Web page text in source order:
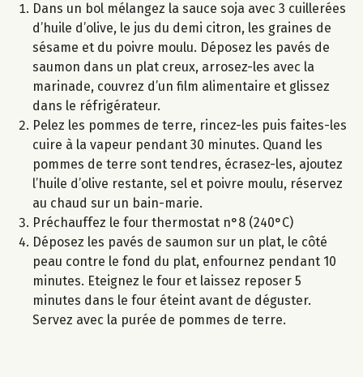
Dans un bol mélangez la sauce soja avec 3 cuillerées
d’huile d’olive, le jus du demi citron, les graines de
sésame et du poivre moulu. Déposez les pavés de
saumon dans un plat creux, arrosez-les avec la
marinade, couvrez d’un film alimentaire et glissez
dans le réfrigérateur.
Pelez les pommes de terre, rincez-les puis faites-les
cuire à la vapeur pendant 30 minutes. Quand les
pommes de terre sont tendres, écrasez-les, ajoutez
l’huile d’olive restante, sel et poivre moulu, réservez
au chaud sur un bain-marie.
Préchauffez le four thermostat n°8 (240°C)
Déposez les pavés de saumon sur un plat, le côté
peau contre le fond du plat, enfournez pendant 10
minutes. Eteignez le four et laissez reposer 5
minutes dans le four éteint avant de déguster.
Servez avec la purée de pommes de terre.